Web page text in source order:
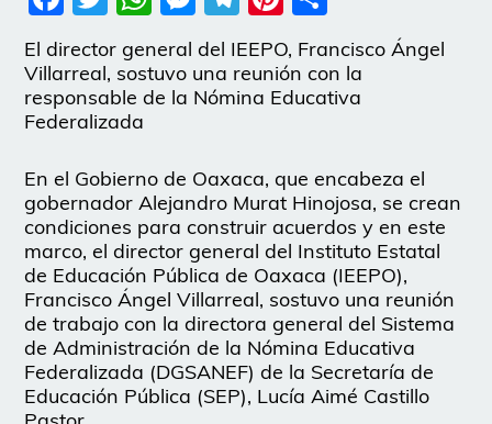
El director general del IEEPO, Francisco Ángel
Villarreal, sostuvo una reunión con la
responsable de la Nómina Educativa
Federalizada
En el Gobierno de Oaxaca, que encabeza el
gobernador Alejandro Murat Hinojosa, se crean
condiciones para construir acuerdos y en este
marco, el director general del Instituto Estatal
de Educación Pública de Oaxaca (IEEPO),
Francisco Ángel Villarreal, sostuvo una reunión
de trabajo con la directora general del Sistema
de Administración de la Nómina Educativa
Federalizada (DGSANEF) de la Secretaría de
Educación Pública (SEP), Lucía Aimé Castillo